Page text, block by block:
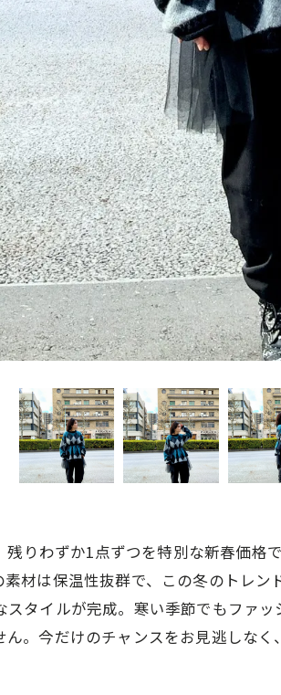
りわずか1点ずつを特別な新春価
材は保温性抜群で、この冬のトレ
タイルが完成。寒い季節でもファ
。今だけのチャンスをお見逃しな